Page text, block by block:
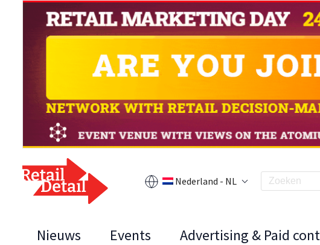
Nederland - NL
Nieuws Events Advertising & Paid